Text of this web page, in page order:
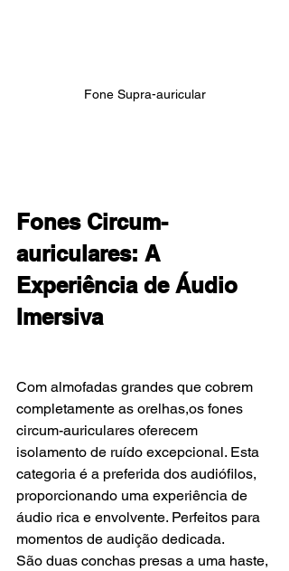
Fone Supra-auricular
Fones Circum-
auriculares: A
Experiência de Áudio
Imersiva
Com almofadas grandes que cobrem
completamente as orelhas,os fones
circum-auriculares oferecem
isolamento de ruído excepcional. Esta
categoria é a preferida dos audiófilos,
proporcionando uma experiência de
áudio rica e envolvente. Perfeitos para
momentos de audição dedicada.
São duas conchas presas a uma haste,